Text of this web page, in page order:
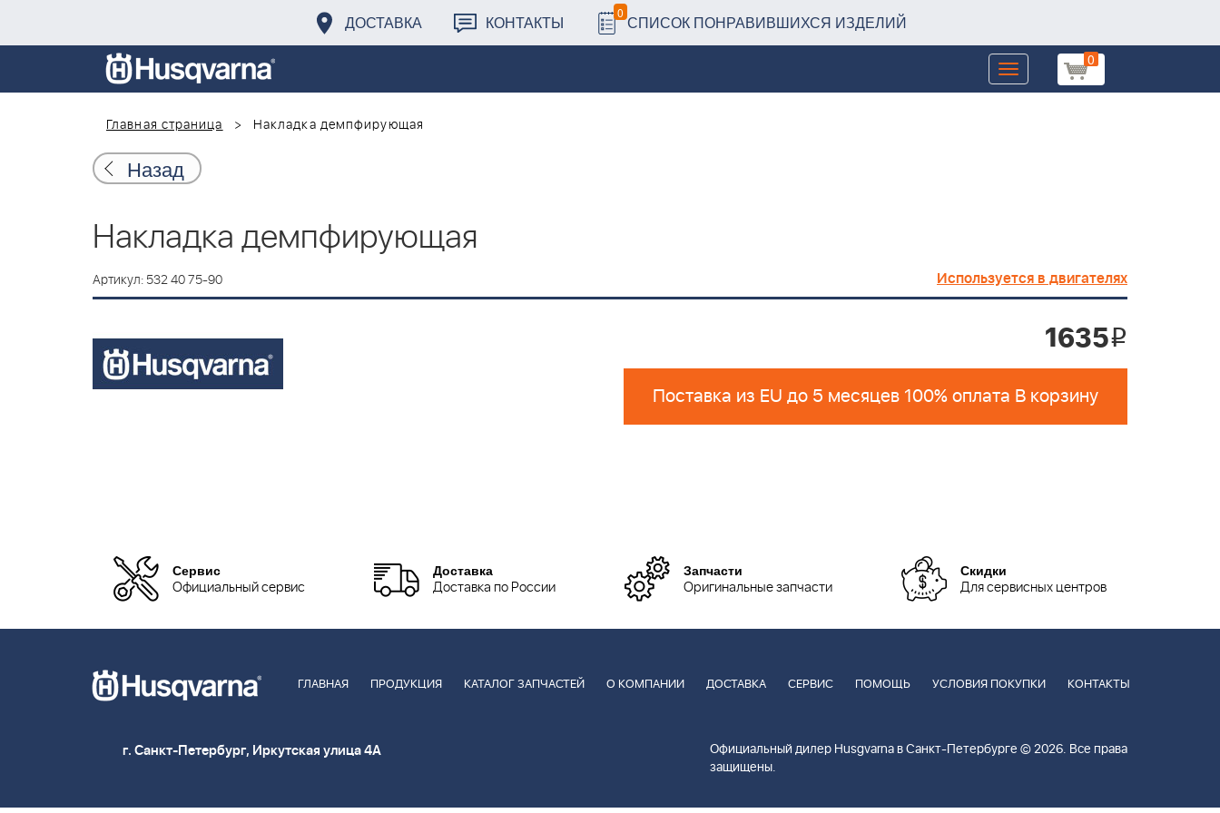
ДОСТАВКА КОНТАКТЫ 0 СПИСОК ПОНРАВИВШИХСЯ ИЗДЕЛИЙ
0
Toggle
navigation
Главная страница
Накладка демпфирующая
Назад
Накладка демпфирующая
Артикул: 532 40 75-90 Используется в двигателях
1635i
Поставка из EU до 5 месяцев 100% оплата В корзину
Сервис
Официальный сервис
Доставка
Доставка по России
Запчасти
Оригинальные запчасти
Скидки
Для сервисных центров
ГЛАВНАЯ ПРОДУКЦИЯ КАТАЛОГ ЗАПЧАСТЕЙ О КОМПАНИИ ДОСТАВКА СЕРВИС ПОМОЩЬ УСЛОВИЯ ПОКУПКИ КОНТАКТЫ
г. Санкт-Петербург, Иркутская улица 4А
Официальный дилер Husgvarna в Санкт-Петербурге © 2026. Все права
защищены.